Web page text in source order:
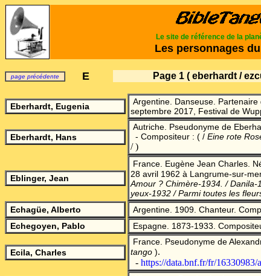
Le site de référence de la
Les personnages
page précédente E Page 1 ( eberhardt /
Eberhardt, Eugenia Argentine. Danseuse. Partenaire
septembre 2017, Festival de
Eberhardt, Hans
Autriche. Pseudonyme de
- Compositeur : ( / Eine rote
/ )
Eblinger, Jean
France. Eugène Jean Charles.
28 avril 1962 à Langrume-sur-
Amour ? Chimère-1934. /
yeux-1932 / Parmi toutes les
Echagüe, Alberto
Argentine. 1909. Chanteur.
Echegoyen, Pablo Espagne. 1873-1933. Comp
Ecila, Charles
France. Pseudonyme de
tango ).
- https://data.bnf.fr/fr/16330983/